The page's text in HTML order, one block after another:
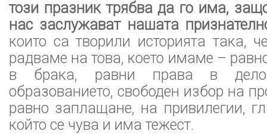
този празник трябва да го има,
нас заслужават нашата
които са творили историята така,
радваме на това, което имаме –
в брака, равни права в
образованието, свободен избор на
равно заплащане, на привилегии,
който се чува и има тежест.